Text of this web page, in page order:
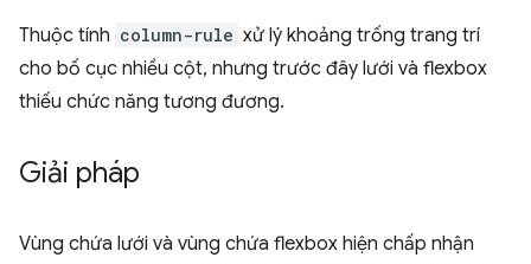
Thuộc tính column-rule xử lý khoảng trống trang trí
cho bố cục nhiều cột, nhưng trước đây lưới và flexbox
thiếu chức năng tương đương.
Giải pháp
Vùng chứa lưới và vùng chứa flexbox hiện chấp nhận